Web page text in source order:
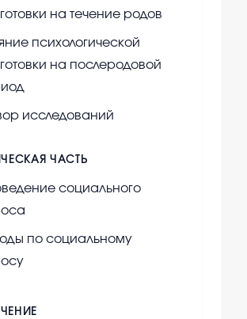
на течение родов
психологической
на послеродовой
исследований
ЧАСТЬ
социального
по социальному